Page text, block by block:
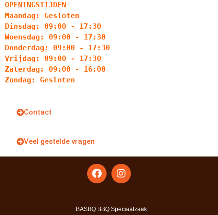
OPENINGSTIJDEN
Maandag: Gesloten
Dinsdag: 09:00 - 17:30
Woensdag: 09:00 - 17:30
Donderdag: 09:00 - 17:30
Vrijdag: 09:00 - 17:30
Zaterdag: 09:00 - 16:00
Zondag: Gesloten
Contact
Veel gestelde vragen
BASBQ BBQ Speciaalzaak